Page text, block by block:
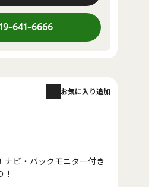
641-6666
お気に入り追加
ナビ・バックモニター付き